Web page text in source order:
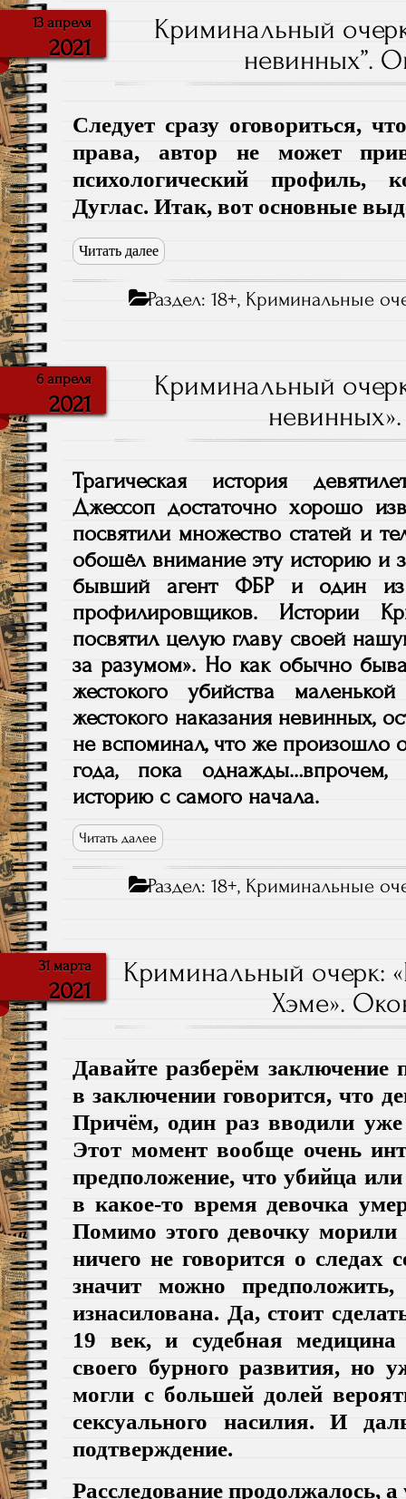
13 апреля
2021
Криминальный
невинных”.
Следует сразу оговориться,
права, автор не может
психологический профиль,
Дуглас. Итак, вот основные
Читать далее
Раздел:18+, Криминальные
6 апреля
2021
Криминальный
Трагическая история
Джессоп достаточно хорошо
посвятили множество статей и
обошёл внимание эту историю и
бывший агент ФБР и один из
профилировщиков. Истории
посвятил целую главу своей
за разумом». Но как обычно
жестокого убийства
жестокого наказания невинных,
не вспоминал, что же произошло
года, пока
историю с самого начала.
Читать далее
Раздел:18+, Криминальные
31 марта
2021
Криминальный очерк:
Хэме».
Давайте разберём заключение
в заключении говорится, что
Причём, один раз вводили уже
Этот момент вообще очень
предположение, что убийца
в какое-то время девочка
Помимо этого девочку морили
ничего не говорится о следах
значит можно
изнасилована. Да, стоит
19 век, и судебная
своего бурного развития, но
могли с большей долей
сексуального насилия. И
подтверждение.
Расследование продолжалось,